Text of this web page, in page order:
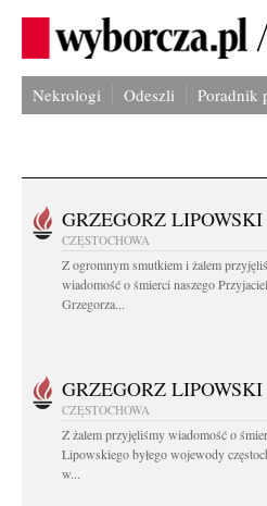
Nekrologi Odeszli Poradnik
GRZEGORZ LIPOWSKI
CZĘSTOCHOWA
Z ogromnym smutkiem i żalem
wiadomość o śmierci naszego
Grzegorza...
GRZEGORZ LIPOWSKI
CZĘSTOCHOWA
Z żalem przyjęliśmy wiadomość o
Lipowskiego byłego wojewody
w...